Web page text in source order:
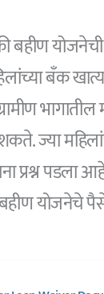
बहीण
बँक
भागातील
ज्या
प्रश्न पडला
योजनेचे